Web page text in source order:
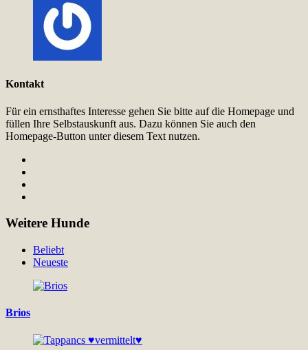
Kontakt
Für ein ernsthaftes Interesse gehen Sie bitte auf die Homepage und
füllen Ihre Selbstauskunft aus. Dazu können Sie auch den
Homepage-Button unter diesem Text nutzen.
Weitere Hunde
Beliebt
Neueste
Brios